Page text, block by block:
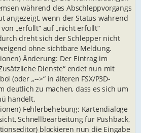
während des Abschleppvorgangs
angezeigt, wenn der Status während
„erfüllt“ auf „nicht erfüllt“
dreht sich der Schlepper nicht
ohne sichtbare Meldung.
Änderung: Der Eintrag im
Dienste“ endet nun mit
(oder „-->“ in älteren FSX/P3D-
deutlich zu machen, dass es sich um
handelt.
Fehlerbehebung: Kartendialoge
Schnellbearbeitung für Pushback,
blockieren nun die Eingabe